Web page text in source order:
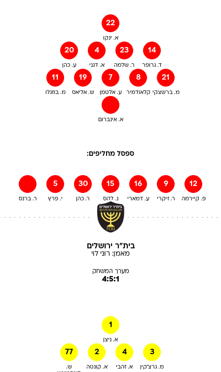
22
א. ינקו
20
ע. כהן
4
א. דגני
23
ר. שלמה
14
ד. גרופר
11
מ. בוזגלו
19
ש. אליאס
7
ע. אלטמן
8
קלאודמיר
21
מ. ברשצקי
א. אינברום
ספסל מחליפים:
ר. ברנס
5
י. פרץ
30
ר. כהן
15
נ. לקס
16
ע. דמארי
9
ר. זיקרי
12
פ. קיירמה
בית"ר ירושלים
מאמן: רוני לוי
מערך המשחק
4:5:1
1
א. ניצן
77
ש.
2
א. קונטה
4
א. זהבי
3
מ. גרצ'קין